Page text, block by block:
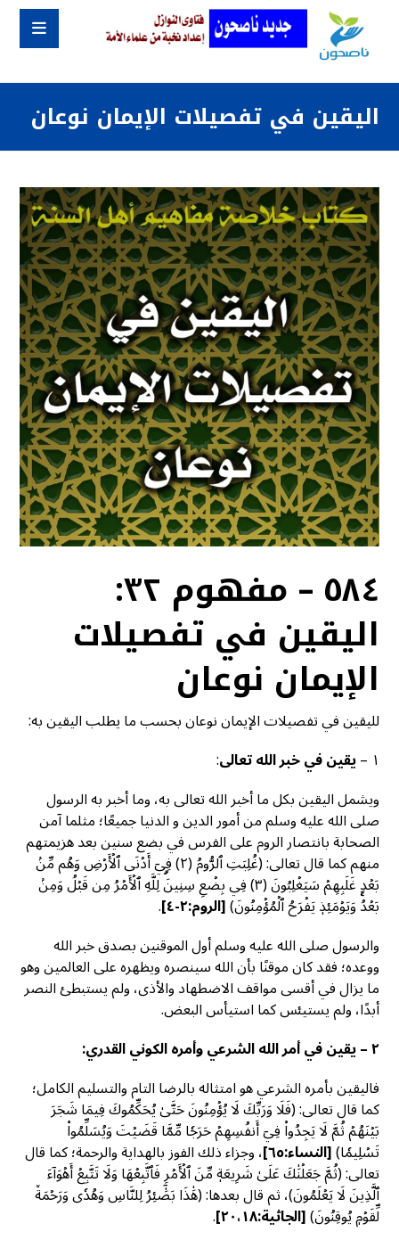
اليقين في تفصيلات الإيمان نوعان
٥٨٤ – مفهوم ٣٢:
اليقين في تفصيلات
الإيمان نوعان
لليقين في تفصيلات الإيمان نوعان بحسب ما يطلب اليقين به:
١ –
يقين في خبر الله تعالى:
ويشمل اليقين بكل ما أخبر الله تعالى به، وما أخبر به الرسول
صلى الله عليه وسلم من أمور الدين و الدنيا جميعًا؛ مثلما آمن
الصحابة بانتصار الروم على الفرس في بضع سنين بعد هزيمتهم
منهم كما قال تعالى: (غُلِبَتِ ٱلرُّومُ (٢) فِيٓ أَدۡنَى ٱلۡأَرۡضِ وَهُم مِّنۢ
بَعۡدِ غَلَبِهِمۡ سَيَغۡلِبُونَ (٣) فِي بِضۡعِ سِنِينَۗ لِلَّهِ ٱلۡأَمۡرُ مِن قَبۡلُ وَمِنۢ
بَعۡدُۚ وَيَوۡمَئِذٖ يَفۡرَحُ ٱلۡمُؤۡمِنُونَ)[الروم:٢-٤]
.
والرسول صلى الله عليه وسلم أول الموقنين بصدق خبر الله
ووعده؛ فقد كان موقنًا بأن الله سينصره ويظهره على العالمين وهو
ما يزال في أقسى مواقف الاضطهاد والأذى، ولم يستبطئ النصر
أبدًا، ولم يستيئس كما استيأس البعض.
٢–يقين في أمر الله الشرعي وأمره الكوني القدري:
فاليقين بأمره الشرعي هو امتثاله بالرضا التام والتسليم الكامل؛
كما قال تعالى: (فَلَا وَرَبِّكَ لَا يُؤۡمِنُونَ حَتَّىٰ يُحَكِّمُوكَ فِيمَا شَجَرَ
بَيۡنَهُمۡ ثُمَّ لَا يَجِدُواْ فِيٓ أَنفُسِهِمۡ حَرَجٗا مِّمَّا قَضَيۡتَ وَيُسَلِّمُواْ
تَسۡلِيمٗا)[النساء:٦٥] ، وجزاء ذلك الفوز بالهداية والرحمة؛ كما قال
تعالى: (ثُمَّ جَعَلۡنَٰكَ عَلَىٰ شَرِيعَةٖ مِّنَ ٱلۡأَمۡرِ فَٱتَّبِعۡهَا وَلَا تَتَّبِعۡ أَهۡوَآءَ
ٱلَّذِينَ لَا يَعۡلَمُونَ)، ثم قال بعدها: (هَٰذَا بَصَٰٓئِرُ لِلنَّاسِ وَهُدٗى وَرَحۡمَةٞ
لِّقَوۡمٖ يُوقِنُونَ)[الجاثية:٢٠،١٨]
.